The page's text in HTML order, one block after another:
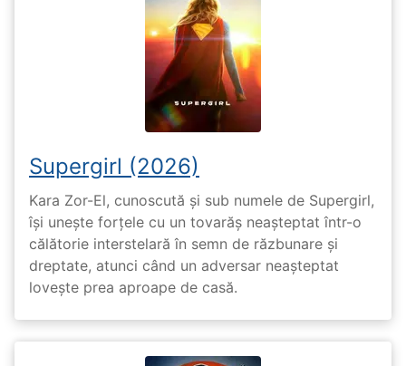
Supergirl (2026)
Kara Zor-El, cunoscută și sub numele de Supergirl,
își unește forțele cu un tovarăș neașteptat într-o
călătorie interstelară în semn de răzbunare și
dreptate, atunci când un adversar neașteptat
lovește prea aproape de casă.